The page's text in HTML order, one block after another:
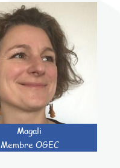
Magali
Membre OGEC